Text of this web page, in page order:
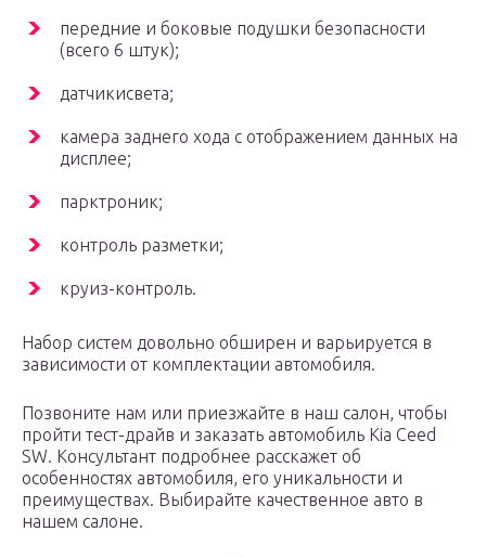
передние и боковые подушки безопасности
(всего 6 штук);
датчикисвета;
камера заднего хода с отображением данных на
дисплее;
парктроник;
контроль разметки;
круиз-контроль.
Набор систем довольно обширен и варьируется в
зависимости от комплектации автомобиля.
Позвоните нам или приезжайте в наш салон, чтобы
пройти тест-драйв и заказать автомобиль Kia Ceed
SW. Консультант подробнее расскажет об
особенностях автомобиля, его уникальности и
преимуществах. Выбирайте качественное авто в
нашем салоне.